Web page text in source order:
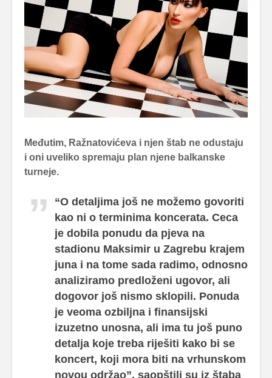
Međutim, Ražnatovićeva i njen štab ne odustaju
i oni uveliko spremaju plan njene balkanske
turneje.
“O detaljima još ne možemo govoriti
kao ni o terminima koncerata. Ceca
je dobila ponudu da pjeva na
stadionu Maksimir u Zagrebu krajem
juna i na tome sada radimo, odnosno
analiziramo predloženi ugovor, ali
dogovor još nismo sklopili. Ponuda
je veoma ozbiljna i finansijski
izuzetno unosna, ali ima tu još puno
detalja koje treba riješiti kako bi se
koncert, koji mora biti na vrhunskom
novou održao”, saopštili su iz štaba